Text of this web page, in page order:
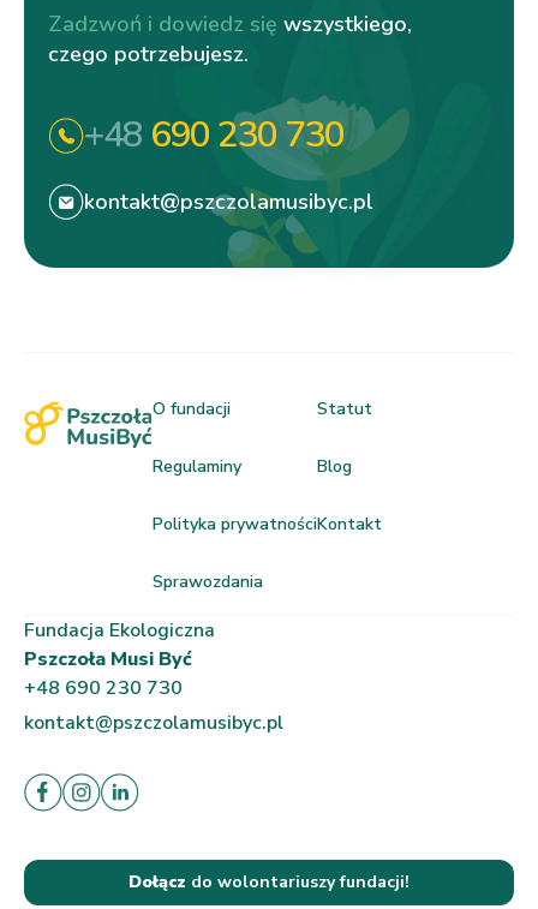
Zadzwoń i dowiedz się wszystkiego,
czego potrzebujesz.
+48 690 230 730
kontakt@pszczolamusibyc.pl
O fundacji
Regulaminy
Polityka prywatności
Sprawozdania
Statut
Blog
Kontakt
Fundacja Ekologiczna
Pszczoła Musi Być
+48 690 230 730
kontakt@pszczolamusibyc.pl
Dołącz do wolontariuszy fundacji!